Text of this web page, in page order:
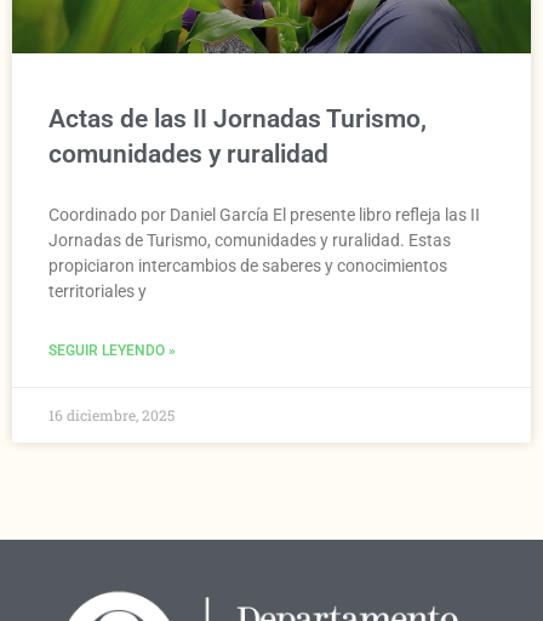
Actas de las II Jornadas Turismo,
comunidades y ruralidad
Coordinado por Daniel García El presente libro refleja las II
Jornadas de Turismo, comunidades y ruralidad. Estas
propiciaron intercambios de saberes y conocimientos
territoriales y
SEGUIR LEYENDO »
16 diciembre, 2025